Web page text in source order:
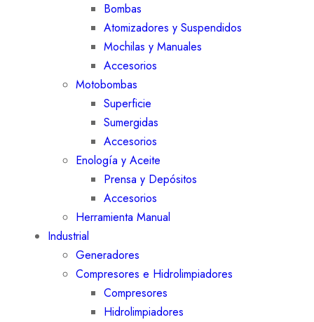
Bombas
Atomizadores y Suspendidos
Mochilas y Manuales
Accesorios
Motobombas
Superficie
Sumergidas
Accesorios
Enología y Aceite
Prensa y Depósitos
Accesorios
Herramienta Manual
Industrial
Generadores
Compresores e Hidrolimpiadores
Compresores
Hidrolimpiadores